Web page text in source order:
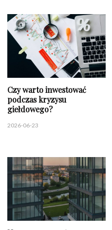
Czy warto inwestować
podczas kryzysu
giełdowego?
2026-06-23